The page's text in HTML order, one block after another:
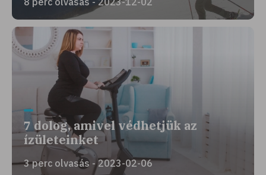
7 dolog, amivel védhetjük az
ízületeinket
3 perc olvasás - 2023-02-06